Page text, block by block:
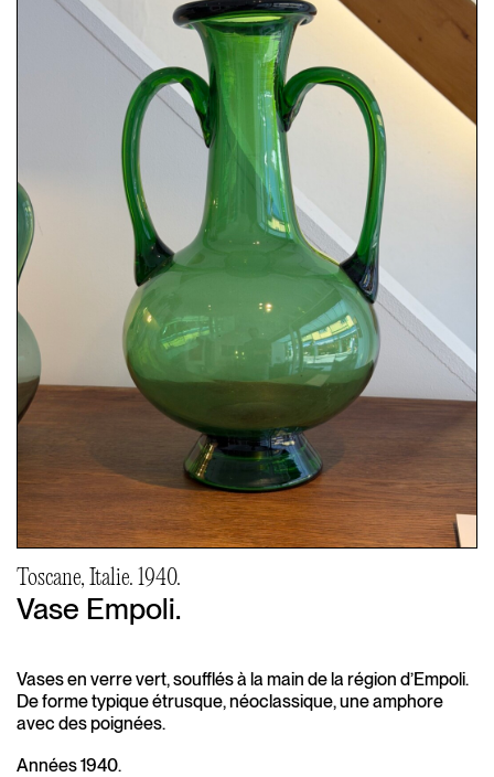
Toscane, Italie. 1940.
Vase Empoli.
Vases en verre vert, soufflés à la main de la région d’Empoli.
De forme typique étrusque, néoclassique, une amphore
avec des poignées.
Années 1940.